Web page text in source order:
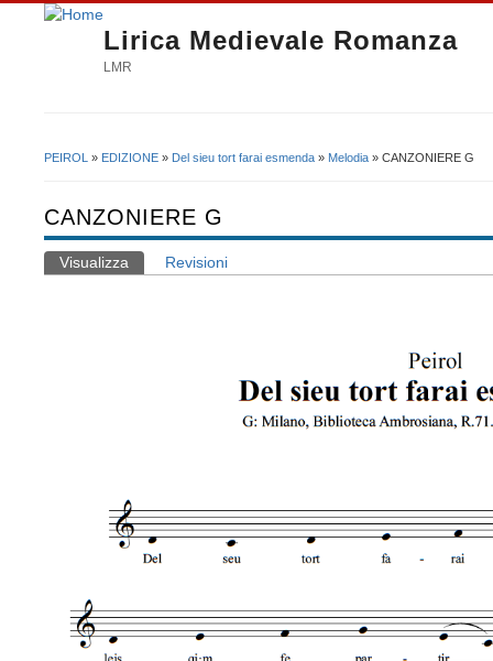
Lirica Medievale Romanza
LMR
PEIROL » EDIZIONE » Del sieu tort farai esmenda » Melodia » CANZONIERE G
CANZONIERE G
Schede primarie
Visualizza (scheda attiva)
Revisioni